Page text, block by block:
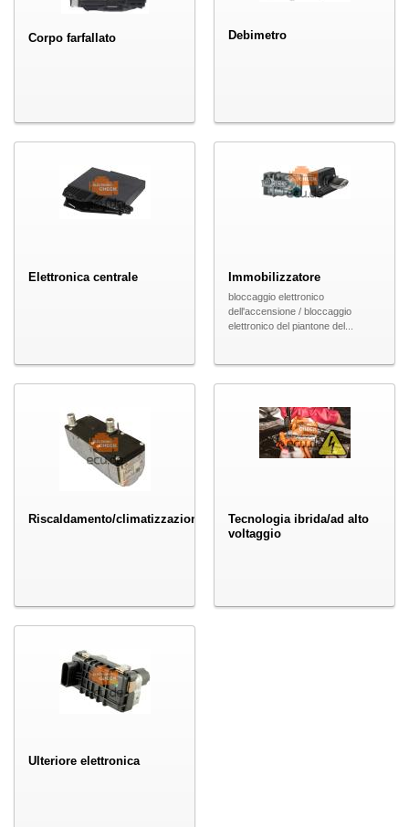
Corpo farfallato Debimetro
Elettronica centrale Immobilizzatore
bloccaggio elettronico
dell'accensione / bloccaggio
elettronico del piantone del...
Riscaldamento/climatizzazione
Tecnologia ibrida/ad alto
voltaggio
Ulteriore elettronica